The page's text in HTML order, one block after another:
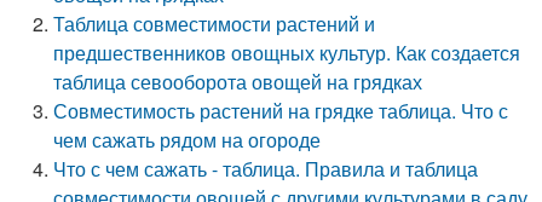
Таблица совместимости растений и
предшественников овощных культур. Как создается
таблица севооборота овощей на грядках
Совместимость растений на грядке таблица. Что с
чем сажать рядом на огороде
Что с чем сажать - таблица. Правила и таблица